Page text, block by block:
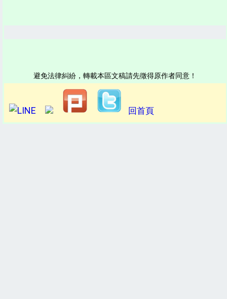
避免法律糾紛，轉載本區文稿請先徵得原作者同意！
回首頁